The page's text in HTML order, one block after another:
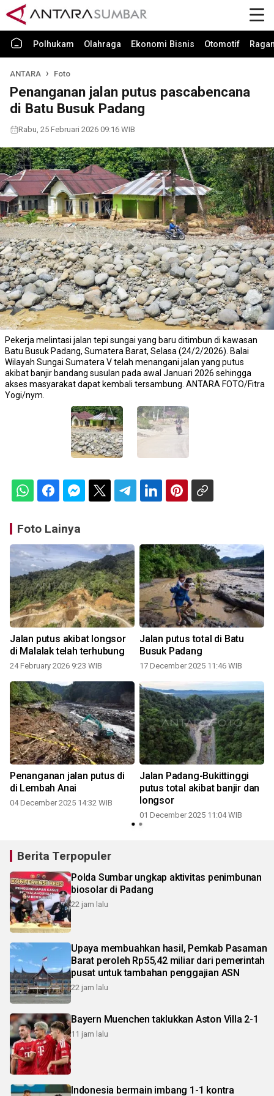
Polhukam Olahraga Ekonomi Bisnis Otomotif
ANTARA Foto
Penanganan jalan putus pascabencana
di Batu Busuk Padang
Rabu, 25 Februari 2026 09:16 WIB
Pekerja melintasi jalan tepi sungai yang baru ditimbun di kawasan
Batu Busuk Padang, Sumatera Barat, Selasa (24/2/2026). Balai
Wilayah Sungai Sumatera V telah menangani jalan yang putus
akibat banjir bandang susulan pada awal Januari 2026 sehingga
akses masyarakat dapat kembali tersambung. ANTARA FOTO/Fitra
Yogi/nym.
Foto Lainya
Jalan putus akibat longsor
di Malalak telah terhubung
24 February 2026 9:23 WIB
Jalan putus total di Batu
Busuk Padang
17 December 2025 11:46 WIB
Penanganan jalan putus di
di Lembah Anai
04 December 2025 14:32 WIB
Jalan Padang-Bukittinggi
putus total akibat banjir dan
longsor
01 December 2025 11:04 WIB
Berita Terpopuler
Polda Sumbar ungkap aktivitas penimbunan
biosolar di Padang
22 jam lalu
Upaya membuahkan hasil, Pemkab Pasaman
Barat peroleh Rp55,42 miliar dari pemerintah
pusat untuk tambahan penggajian ASN
22 jam lalu
Bayern Muenchen taklukkan Aston Villa 2-1
11 jam lalu
Indonesia bermain imbang 1-1 kontra